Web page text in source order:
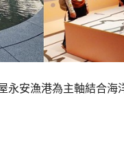
永安漁港為主軸結合